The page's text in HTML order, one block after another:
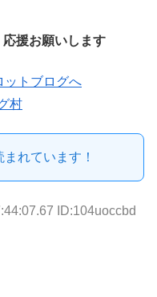
援お願いします
村
まれています！
ID:104uoccbd